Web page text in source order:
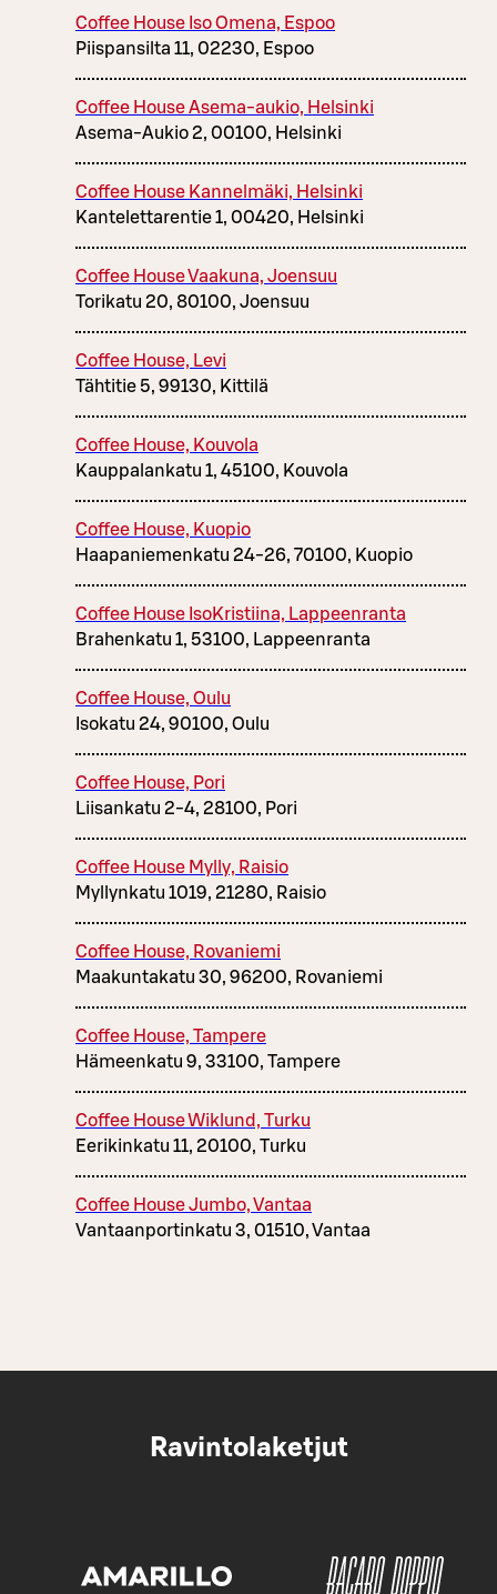
Coffee House Iso Omena, Espoo
Piispansilta 11, 02230, Espoo
Coffee House Asema-aukio, Helsinki
Asema-Aukio 2, 00100, Helsinki
Coffee House Kannelmäki, Helsinki
Kantelettarentie 1, 00420, Helsinki
Coffee House Vaakuna, Joensuu
Torikatu 20, 80100, Joensuu
Coffee House, Levi
Tähtitie 5, 99130, Kittilä
Coffee House, Kouvola
Kauppalankatu 1, 45100, Kouvola
Coffee House, Kuopio
Haapaniemenkatu 24-26, 70100, Kuopio
Coffee House IsoKristiina, Lappeenranta
Brahenkatu 1, 53100, Lappeenranta
Coffee House, Oulu
Isokatu 24, 90100, Oulu
Coffee House, Pori
Liisankatu 2-4, 28100, Pori
Coffee House Mylly, Raisio
Myllynkatu 1019, 21280, Raisio
Coffee House, Rovaniemi
Maakuntakatu 30, 96200, Rovaniemi
Coffee House, Tampere
Hämeenkatu 9, 33100, Tampere
Coffee House Wiklund, Turku
Eerikinkatu 11, 20100, Turku
Coffee House Jumbo, Vantaa
Vantaanportinkatu 3, 01510, Vantaa
Ravintolaketjut